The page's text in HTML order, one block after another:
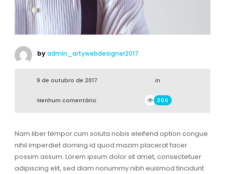
byadmin_artywebdesigner2017
9 de outubro de 2017 in
Nenhum comentário 306
Nam liber tempor cum soluta nobis eleifend option congue
nihil imperdiet doming id quod mazim placerat facer
possim assum. Lorem ipsum dolor sit amet, consectetuer
adipiscing elit, sed diam nonummy nibh euismod tincidunt